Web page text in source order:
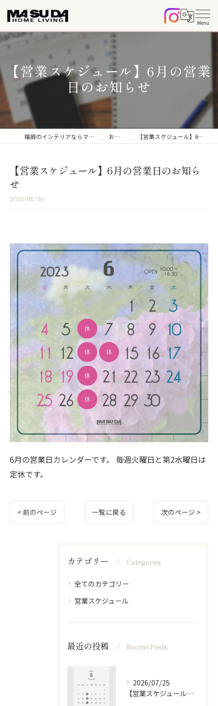
【営業スケジュール】6月の営業
日のお知らせ
福岡のインテリアならマスダホームリビング お知らせ 【営業スケジュール】6月の営業日のお知らせ
【営業スケジュール】6月の営業日のお知ら
せ
2023/05/30
6月の営業日カレンダーです。 毎週火曜日と第2水曜日は
定休です。
< 前のページ 一覧に戻る 次のページ >
カテゴリー Categories
全てのカテゴリー
営業スケジュール
最近の投稿 Recent Posts
2026/07/25
【営業スケジュール】8月カレンダー